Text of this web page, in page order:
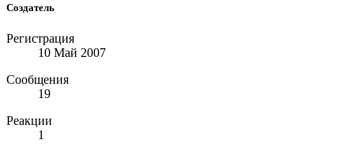
Создатель
Регистрация
10 Май 2007
Сообщения
19
Реакции
1